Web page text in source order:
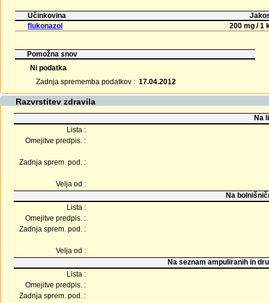
Učinkovina
flukonazol
200 mg / 1
Pomožna snov
Ni podatka
Zadnja sprememba podatkov : 17.04.2012
Razvrstitev zdravila
Na
Lista :
Omejitve predpis. :
Zadnja sprem. pod. :
Velja od :
Na
Lista :
Omejitve predpis. :
Zadnja sprem. pod. :
Velja od :
Na seznam ampuliranih in
Lista :
Omejitve predpis. :
Zadnja sprem. pod. :